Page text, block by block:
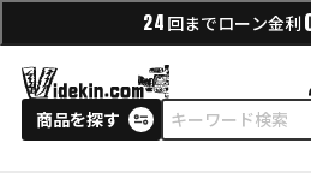
24 回までローン金利
商品を探す